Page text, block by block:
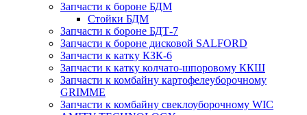
Запчасти к бороне БДМ
Стойки БДМ
Запчасти к бороне БДТ-7
Запчасти к бороне дисковой SALFORD
Запчасти к катку КЗК-6
Запчасти к катку колчато-шпоровому ККШ
Запчасти к комбайну картофелеуборочному
GRIMME
Запчасти к комбайну свеклоуборочному WIC